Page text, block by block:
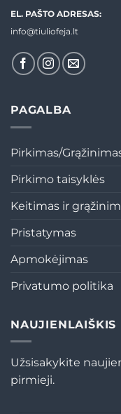
EL. PAŠTO ADRESAS:
info@tiuliofeja.lt
PAGALBA
Pirkimas/
Pirkimo taisyklės
Keitimas ir
Pristatymas
Apmokėjimas
Privatumo politika
NAUJIENLAIŠKIS
Užsisakykite
pirmieji.